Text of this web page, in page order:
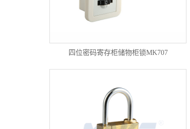
四位密码寄存柜储物柜锁MK707